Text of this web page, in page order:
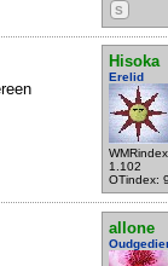
S
Hisoka
Erelid
1.102
OTindex:
allone